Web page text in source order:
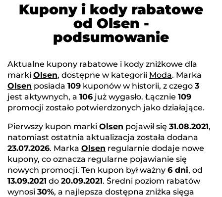
Kupony i kody rabatowe
od Olsen -
podsumowanie
Aktualne kupony rabatowe i kody zniżkowe dla
marki Olsen, dostępne w kategorii Moda. Marka
Olsen posiada 109 kuponów w historii, z czego 3
jest aktywnych, a 106 już wygasło. Łącznie 109
promocji zostało potwierdzonych jako działające.
Pierwszy kupon marki Olsen pojawił się 31.08.2021,
natomiast ostatnia aktualizacja została dodana
23.07.2026. Marka Olsen regularnie dodaje nowe
kupony, co oznacza regularne pojawianie się
nowych promocji. Ten kupon był ważny 6 dni, od
13.09.2021 do 20.09.2021. Średni poziom rabatów
wynosi 30%, a najlepsza dostępna zniżka sięga